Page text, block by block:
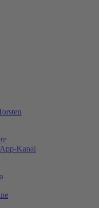
Kanal